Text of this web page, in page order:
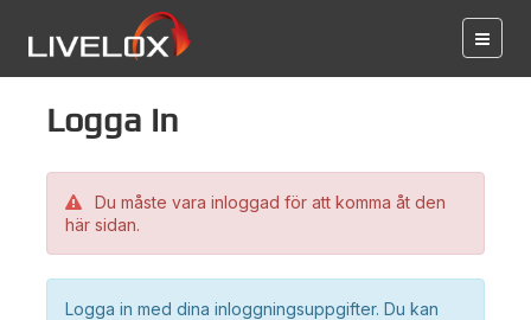
Logga in
Du måste vara inloggad för att komma åt den
här sidan.
Logga in med dina inloggningsuppgifter. Du kan